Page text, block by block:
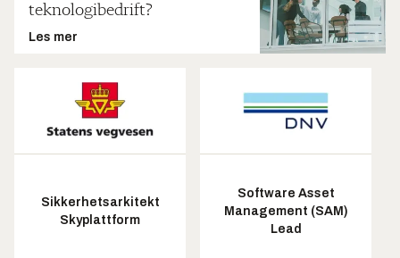
teknologibedrift?
Les mer
Sikkerhetsarkitekt
Skyplattform
Software Asset
Management (SAM)
Lead